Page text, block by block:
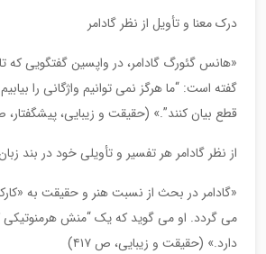
درک معنا و تأویل از نظر گادامر
«هانس گئورگ گادامر، در واپسین گفتگویی که
گفته است: “ما هرگز نمی توانیم واژگانی را
قطع بیان کنند”.» (حقیقت و زیبایی، پیشگفتار،
از نظر گادامر هر تفسیر و تأویلی خود در بند
«گادامر در بحث از نسبت هنر و حقیقت به
می گردد. او می گوید که یک “منش
دارد.» (حقیقت و زیبایی، ص ۴۱۷)